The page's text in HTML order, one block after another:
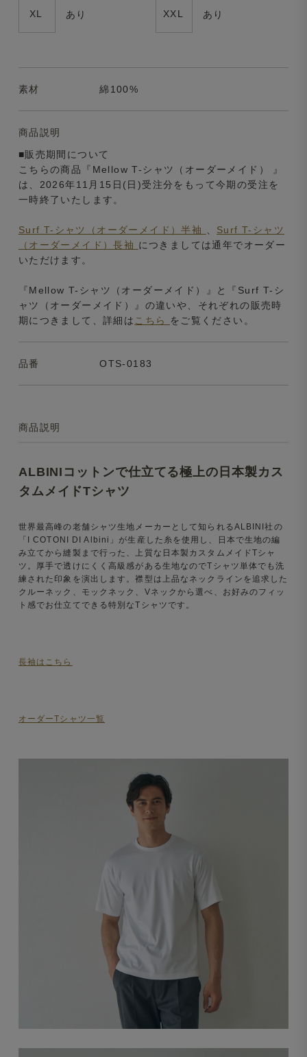
XL あり XXL あり
素材 綿100%
商品説明
■販売期間について
こちらの商品『Mellow T-シャツ（オーダーメイド） 』
は、2026年11月15日(日)受注分をもって今期の受注を
一時終了いたします。
Surf T-シャツ（オーダーメイド）半袖
Surf T-シャツ
（オーダーメイド）長袖 につきましては通年でオーダー
いただけます。
『Mellow T-シャツ（オーダーメイド）』と『Surf T-シ
ャツ（オーダーメイド）』の違いや、それぞれの販売時
期につきまして、詳細は こちら をご覧ください。
品番 OTS-0183
商品説明
ALBINIコットンで仕立てる極上の日本製カス
タムメイドTシャツ
世界最高峰の老舗シャツ生地メーカーとして知られるALBINI社の
「I COTONI DI Albini」が生産した糸を使用し、日本で生地の編
み立てから縫製まで行った、上質な日本製カスタムメイドTシャ
ツ。厚手で透けにくく高級感がある生地なのでTシャツ単体でも洗
練された印象を演出します。襟型は上品なネックラインを追求した
クルーネック、モックネック、Vネックから選べ、お好みのフィッ
ト感でお仕立てできる特別なTシャツです。
長袖はこちら
オーダーTシャツ一覧